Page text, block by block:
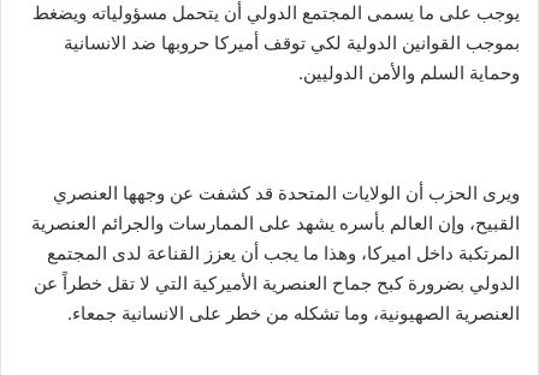
يوجب على ما يسمى المجتمع الدولي أن يتحمل مسؤولياته ويضغط
بموجب القوانين الدولية لكي توقف أميركا حروبها ضد الانسانية
وحماية السلم والأمن الدوليين.
ويرى الحزب أن الولايات المتحدة قد كشفت عن وجهها العنصري
القبيح، وإن العالم بأسره يشهد على الممارسات والجرائم العنصرية
المرتكبة داخل اميركا، وهذا ما يجب أن يعزز القناعة لدى المجتمع
الدولي بضرورة كبح جماح العنصرية الأميركية التي لا تقل خطراً عن
العنصرية الصهيونية، وما تشكله من خطر على الانسانية جمعاء.